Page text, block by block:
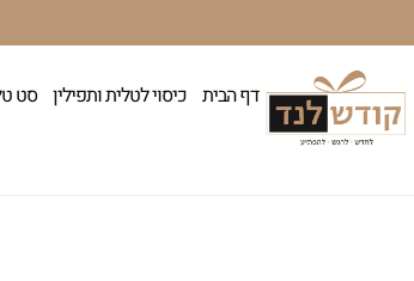
דף הבית כיסוי לטלית ותפילין סט